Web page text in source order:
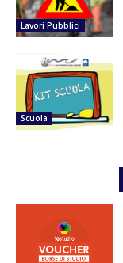
Lavori Pubblici
Scuola